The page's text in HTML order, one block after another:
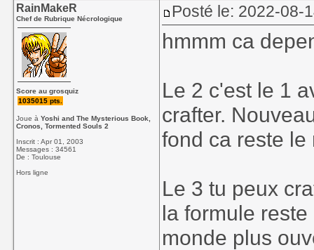
RainMakeR
Chef de Rubrique Nécrologique
Score au grosquiz
1035015 pts.
Joue àYoshi and The Mysterious Book,
Cronos, Tormented Souls 2
Inscrit : Apr 01, 2003
Messages : 34561
De : Toulouse
Hors ligne
Posté le: 2022-08-
hmmm ca
Le 2 c'est le 1
crafter.
fond ca reste
Le 3 tu peux
la formule
monde plus